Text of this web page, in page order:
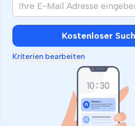
Sie
ein
Mensch
sind,
ignorieren
Kostenloser
Kriterien bearbeiten